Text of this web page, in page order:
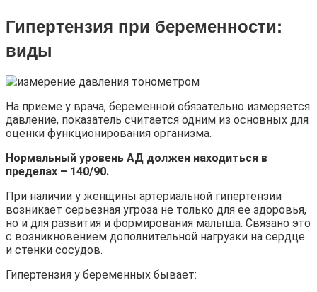
Гипертензия при беременности:
виды
На приеме у врача, беременной обязательно измеряется
давление, показатель считается одним из основных для
оценки функционирования организма.
Нормальный уровень АД должен находиться в
пределах – 140/90.
При наличии у женщины артериальной гипертензии
возникает серьезная угроза не только для ее здоровья,
но и для развития и формирования малыша. Связано это
с возникновением дополнительной нагрузки на сердце
и стенки сосудов.
Гипертензия у беременных бывает: